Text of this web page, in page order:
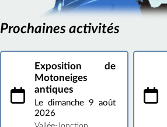
Prochaines activités
Exposition de
Motoneiges
antiques
Le dimanche 9 août
2026